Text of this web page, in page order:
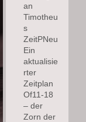
an
Timotheu
s
ZeitPNeu
Ein
aktualisie
rter
Zeitplan
Of11-18
– der
Zorn der